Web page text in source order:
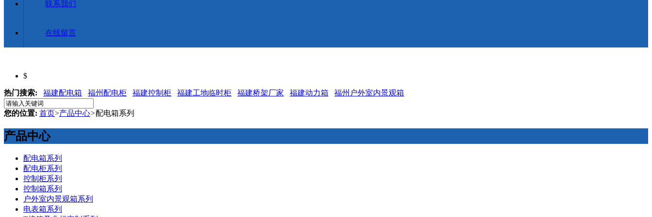
联系我们
在线留言
$
热门搜索: 福建配电箱 福州配电柜 福建控制柜 福建工地临时柜 福建桥架厂家 福建动力箱 福州户外室内景观箱
您的位置: 首页>产品中心>配电箱系列
产品中心
配电箱系列
配电柜系列
控制柜系列
控制箱系列
户外室内景观箱系列
电表箱系列